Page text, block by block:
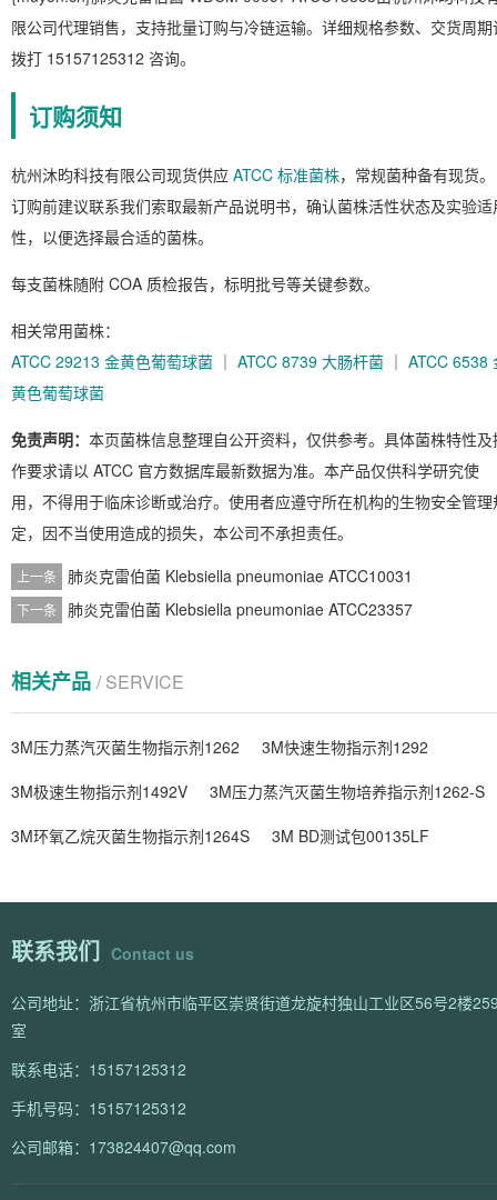
限公司代理销售，支持批量订购与冷链运输。详细规格参数、交货周期
拨打 15157125312 咨询。
订购须知
杭州沐昀科技有限公司现货供应 ATCC 标准菌株，常规菌种备有现货。
订购前建议联系我们索取最新产品说明书，确认菌株活性状态及实验适
性，以便选择最合适的菌株。
每支菌株随附 COA 质检报告，标明批号等关键参数。
相关常用菌株：
ATCC 29213 金黄色葡萄球菌 ｜ ATCC 8739 大肠杆菌 ｜ ATCC 6538
黄色葡萄球菌
免责声明： 本页菌株信息整理自公开资料，仅供参考。具体菌株特性及
作要求请以 ATCC 官方数据库最新数据为准。本产品仅供科学研究使
用，不得用于临床诊断或治疗。使用者应遵守所在机构的生物安全管理
定，因不当使用造成的损失，本公司不承担责任。
上一条 肺炎克雷伯菌 Klebsiella pneumoniae ATCC10031
下一条 肺炎克雷伯菌 Klebsiella pneumoniae ATCC23357
相关产品 / SERVICE
3M压力蒸汽灭菌生物指示剂1262
3M快速生物指示剂1292
3M极速生物指示剂1492V
3M压力蒸汽灭菌生物培养指示剂1262-S
3M环氧乙烷灭菌生物指示剂1264S
3M BD测试包00135LF
联系我们 Contact us
公司地址：浙江省杭州市临平区崇贤街道龙旋村独山工业区56号2楼
室
联系电话：15157125312
手机号码：15157125312
公司邮箱：173824407@qq.com